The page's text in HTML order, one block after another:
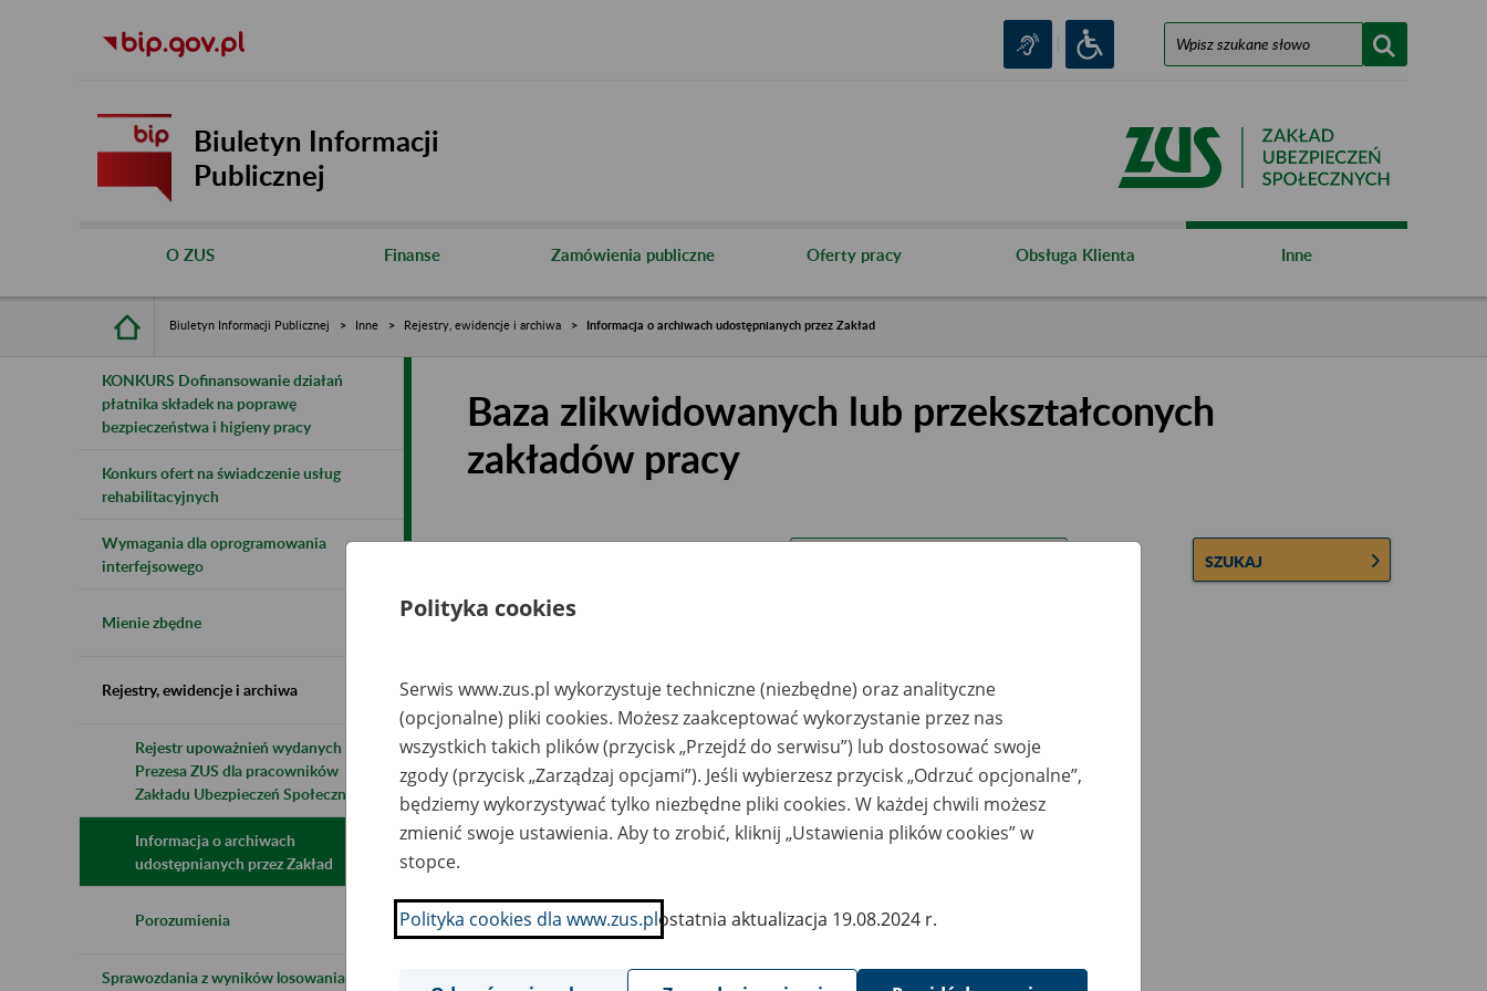
Biuletyn Informacji
Publicznej
O ZUS Finanse Zamówienia publiczne Oferty pracy Obsługa Klienta Inne
Biuletyn Informacji Publicznej Inne Rejestry, ewidencje i archiwa Informacja o archiwach udostępnianych przez Zakład
KONKURS Dofinansowanie działań
płatnika składek na poprawę
bezpieczeństwa i higieny pracy
Konkurs ofert na świadczenie usług
rehabilitacyjnych
Wymagania dla oprogramowania
interfejsowego
Mienie zbędne
Rejestry, ewidencje i archiwa
Rejestr upoważnień wydanych przez
Prezesa ZUS dla pracowników
Zakładu Ubezpieczeń Społecznych
Informacja o archiwach
udostępnianych przez Zakład
Porozumienia
Sprawozdania z wyników losowania do
Baza zlikwidowanych lub przekształconych
zakładów pracy
SZUKAJ
Wszystkie uwagi można przesyłać poprzez
Wyświetl wszystkie
Polityka cookies
Serwis www.zus.pl wykorzystuje techniczne (niezbędne) oraz analityczne
(opcjonalne) pliki cookies. Możesz zaakceptować wykorzystanie przez nas
wszystkich takich plików (przycisk „Przejdź do serwisu”) lub dostosować swoje
zgody (przycisk „Zarządzaj opcjami”). Jeśli wybierzesz przycisk „Odrzuć opcjonalne”,
będziemy wykorzystywać tylko niezbędne pliki cookies. W każdej chwili możesz
zmienić swoje ustawienia. Aby to zrobić, kliknij „Ustawienia plików cookies” w
stopce.
Polityka cookies dla www.zus.plostatnia aktualizacja 19.08.2024 r.